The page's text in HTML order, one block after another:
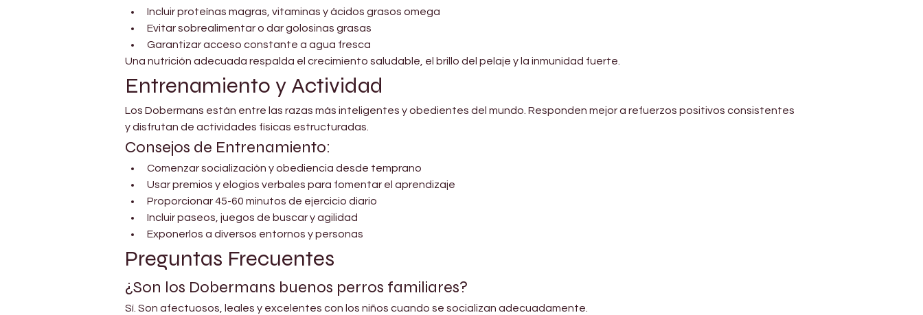
Incluir proteínas magras, vitaminas y ácidos grasos omega
Evitar sobrealimentar o dar golosinas grasas
Garantizar acceso constante a agua fresca
Una nutrición adecuada respalda el crecimiento saludable, el brillo del pelaje y la inmunidad fuerte.
Entrenamiento y Actividad
Los Dobermans están entre las razas más inteligentes y obedientes del mundo. Responden mejor a refuerzos positivos consistentes
y disfrutan de actividades físicas estructuradas.
Consejos de Entrenamiento:
Comenzar socialización y obediencia desde temprano
Usar premios y elogios verbales para fomentar el aprendizaje
Proporcionar 45-60 minutos de ejercicio diario
Incluir paseos, juegos de buscar y agilidad
Exponerlos a diversos entornos y personas
Preguntas Frecuentes
¿Son los Dobermans buenos perros familiares?
Sí. Son afectuosos, leales y excelentes con los niños cuando se socializan adecuadamente.